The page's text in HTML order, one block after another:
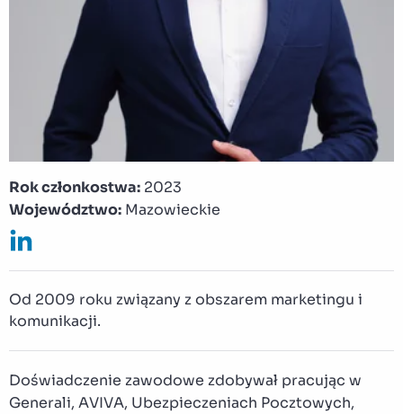
Rok członkostwa: 2023
Województwo: Mazowieckie
Od 2009 roku związany z obszarem marketingu i
komunikacji.
Doświadczenie zawodowe zdobywał pracując w
Generali, AVIVA, Ubezpieczeniach Pocztowych,